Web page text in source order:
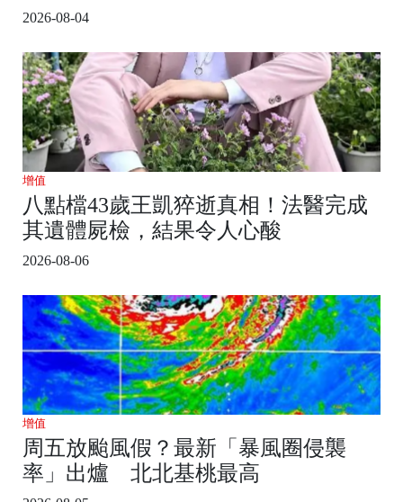
2026-08-04
增值
八點檔43歲王凱猝逝真相！法醫完成
其遺體屍檢，結果令人心酸
2026-08-06
增值
周五放颱風假？最新「暴風圈侵襲
率」出爐 北北基桃最高